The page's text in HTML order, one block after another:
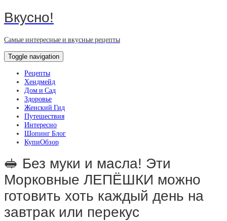
Вкусно!
Самые интересные и вкусные рецепты
Toggle navigation
Рецепты
Хендмейд
Дом и Сад
Здоровье
Женский Гид
Путешествия
Интересно
Шопинг Блог
КупиОбзор
🥪 Без муки и масла! Эти
Морковные ЛЕПЁШКИ можно
готовить хоть каждый день на
завтрак или перекус